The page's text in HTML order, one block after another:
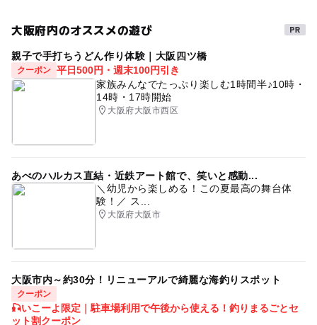
応募方法
このイベントの受付は終了しました。
タグ
アリ 自然体験 公園遊び 生き物の不思議
雨天OK 親子で楽しめる 昆虫イベント
大阪府内のオススメの遊び
親子で手打ちうどん作り体験｜大阪四ツ橋
クーポン 平日500円・週末100円引き
家族みんなでたっぷり楽しむ1時間半♪10時・
14時・17時開始
大阪府大阪市西区
あべのハルカス直結・近鉄アート館で、笑いと感動...
＼幼児から楽しめる！この夏最高の舞台体
験！／ ス...
大阪府大阪市
大阪市内～約30分！リニューアルで綺麗な海釣りスポット
クーポン
🎣いこーよ限定｜駐車場利用で午後から使える！釣りまるごとセ
ット割クーポン